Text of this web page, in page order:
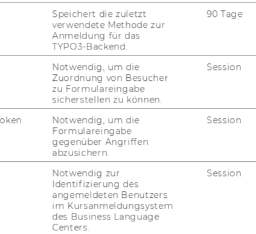
Armut lässt sich an nächt­li­chen Sa­tel­li­ten­
Damit lässt sich Armut an Sa­tel­li­ten­bil­
Was der Blick auf die nächt­li­che Erde
Nächt­li­che Sa­tel­li­ten­bil­der zei­gen
Nächt­li­che Sa­tel­li­ten­bil­der zei­gen
aus dem All - Nacht­sa­tel­li­ten­bil­der zei­
Speichert die zuletzt
verwendete Methode zur
Anmeldung für das
TYPO3-Backend.
90 Tage
Notwendig, um die
Zuordnung von Besucher
zu Formulareingabe
sicherstellen zu können.
Session
Notwendig, um die
Formulareingabe
gegenüber Angriffen
abzusichern.
Session
Notwendig zur
Identifizierung des
angemeldeten Benutzers
im Kursanmeldungsystem
des Business Language
Centers.
Session